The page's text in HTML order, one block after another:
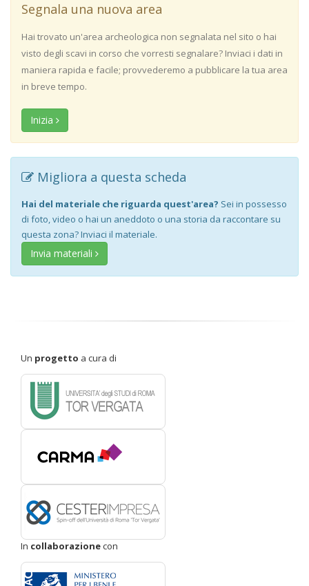
Segnala una nuova area
Hai trovato un'area archeologica non segnalata nel sito o hai
visto degli scavi in corso che vorresti segnalare? Inviaci i dati in
maniera rapida e facile; provvederemo a pubblicare la tua area
in breve tempo.
Inizia
Migliora a questa scheda
Hai del materiale che riguarda quest'area? Sei in possesso
di foto, video o hai un aneddoto o una storia da raccontare su
questa zona? Inviaci il materiale.
Invia materiali
Un progetto a cura di
In collaborazionecon